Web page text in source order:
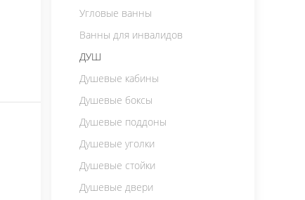
Угловые ванны
Ванны для инвалидов
ДУШ
Душевые кабины
Душевые боксы
Душевые поддоны
Душевые уголки
Душевые стойки
Душевые двери